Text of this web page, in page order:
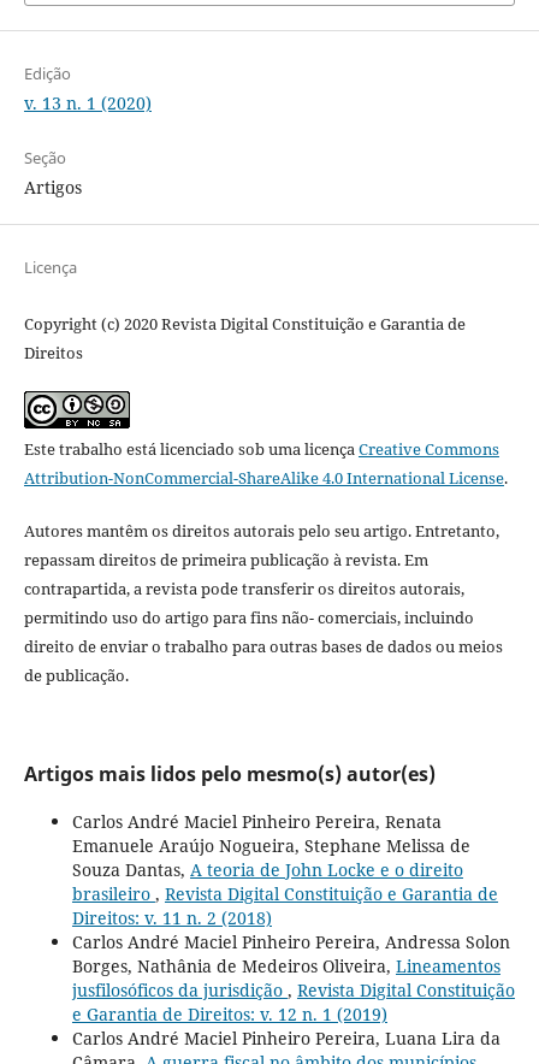
Edição
v. 13 n. 1 (2020)
Seção
Artigos
Licença
Copyright (c) 2020 Revista Digital Constituição e Garantia de
Direitos
Este trabalho está licenciado sob uma licençaCreative Commons
Attribution-NonCommercial-ShareAlike 4.0 International License.
Autores mantêm os direitos autorais pelo seu artigo. Entretanto,
repassam direitos de primeira publicação à revista. Em
contrapartida, a revista pode transferir os direitos autorais,
permitindo uso do artigo para fins não- comerciais, incluindo
direito de enviar o trabalho para outras bases de dados ou meios
de publicação.
Artigos mais lidos pelo mesmo(s) autor(es)
Carlos André Maciel Pinheiro Pereira, Renata
Emanuele Araújo Nogueira, Stephane Melissa de
Souza Dantas, A teoria de John Locke e o direito
brasileiro , Revista Digital Constituição e Garantia de
Direitos: v. 11 n. 2 (2018)
Carlos André Maciel Pinheiro Pereira, Andressa Solon
Borges, Nathânia de Medeiros Oliveira, Lineamentos
jusfilosóficos da jurisdição , Revista Digital Constituição
e Garantia de Direitos: v. 12 n. 1 (2019)
Carlos André Maciel Pinheiro Pereira, Luana Lira da